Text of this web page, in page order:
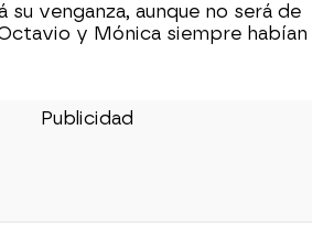
su venganza, aunque no será de
y Mónica siempre habían